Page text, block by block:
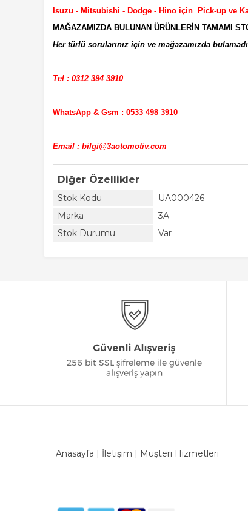
Isuzu - Mitsubishi - Dodge - Hino için Pick-up ve
MAĞAZAMIZDA BULUNAN ÜRÜNLERİN TAMAMI
Her türlü sorularınız için ve mağazamızda
Tel : 0312 394 3910
WhatsApp & Gsm : 0533 498 3910
Email : bilgi@3aotomotiv.com
Diğer Özellikler
Stok Kodu
UA000426
Marka
3A
Stok Durumu
Var
Anasayfa | İletişim | Müşteri Hizmetleri